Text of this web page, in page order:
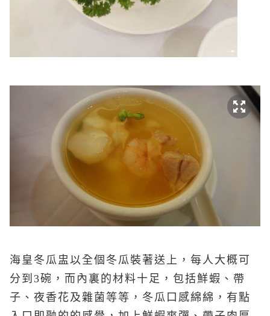
海皇冬瓜盅以全個冬瓜裝著送上，每人大概可
分到3碗，而內裏的材料十足，包括鮮蝦、帶
子、夜香花及雜菌等等，冬瓜口感綿綿，有點